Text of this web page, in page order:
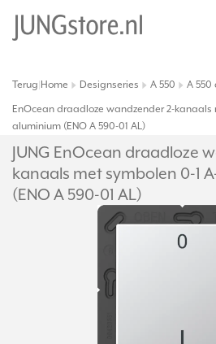
Terug Home Designseries A 550 A 550
EnOcean draadloze wandzender 2-kanaals
aluminium (ENO A 590-01 AL)
JUNG EnOcean draadloze
kanaals met symbolen 0-1
(ENO A 590-01 AL)